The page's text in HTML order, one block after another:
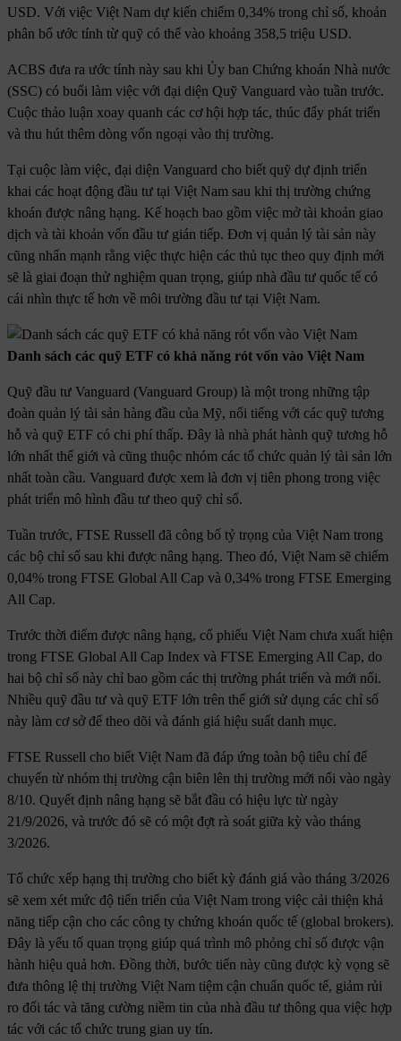
USD. Với việc Việt Nam dự kiến chiếm 0,34% trong chỉ số, khoản
phân bổ ước tính từ quỹ có thể vào khoảng 358,5 triệu USD.
ACBS đưa ra ước tính này sau khi Ủy ban Chứng khoán Nhà nước
(SSC) có buổi làm việc với đại diện Quỹ Vanguard vào tuần trước.
Cuộc thảo luận xoay quanh các cơ hội hợp tác, thúc đẩy phát triển
và thu hút thêm dòng vốn ngoại vào thị trường.
Tại cuộc làm việc, đại diện Vanguard cho biết quỹ dự định triển
khai các hoạt động đầu tư tại Việt Nam sau khi thị trường chứng
khoán được nâng hạng. Kế hoạch bao gồm việc mở tài khoản giao
dịch và tài khoản vốn đầu tư gián tiếp. Đơn vị quản lý tài sản này
cũng nhấn mạnh rằng việc thực hiện các thủ tục theo quy định mới
sẽ là giai đoạn thử nghiệm quan trọng, giúp nhà đầu tư quốc tế có
cái nhìn thực tế hơn về môi trường đầu tư tại Việt Nam.
Danh sách các quỹ ETF có khả năng rót vốn vào Việt Nam
Quỹ đầu tư Vanguard (Vanguard Group) là một trong những tập
đoàn quản lý tài sản hàng đầu của Mỹ, nổi tiếng với các quỹ tương
hỗ và quỹ ETF có chi phí thấp. Đây là nhà phát hành quỹ tương hỗ
lớn nhất thế giới và cũng thuộc nhóm các tổ chức quản lý tài sản lớn
nhất toàn cầu. Vanguard được xem là đơn vị tiên phong trong việc
phát triển mô hình đầu tư theo quỹ chỉ số.
Tuần trước, FTSE Russell đã công bố tỷ trọng của Việt Nam trong
các bộ chỉ số sau khi được nâng hạng. Theo đó, Việt Nam sẽ chiếm
0,04% trong FTSE Global All Cap và 0,34% trong FTSE Emerging
All Cap.
Trước thời điểm được nâng hạng, cổ phiếu Việt Nam chưa xuất hiện
trong FTSE Global All Cap Index và FTSE Emerging All Cap, do
hai bộ chỉ số này chỉ bao gồm các thị trường phát triển và mới nổi.
Nhiều quỹ đầu tư và quỹ ETF lớn trên thế giới sử dụng các chỉ số
này làm cơ sở để theo dõi và đánh giá hiệu suất danh mục.
FTSE Russell cho biết Việt Nam đã đáp ứng toàn bộ tiêu chí để
chuyển từ nhóm thị trường cận biên lên thị trường mới nổi vào ngày
8/10. Quyết định nâng hạng sẽ bắt đầu có hiệu lực từ ngày
21/9/2026, và trước đó sẽ có một đợt rà soát giữa kỳ vào tháng
3/2026.
Tổ chức xếp hạng thị trường cho biết kỳ đánh giá vào tháng 3/2026
sẽ xem xét mức độ tiến triển của Việt Nam trong việc cải thiện khả
năng tiếp cận cho các công ty chứng khoán quốc tế (global brokers).
Đây là yếu tố quan trọng giúp quá trình mô phỏng chỉ số được vận
hành hiệu quả hơn. Đồng thời, bước tiến này cũng được kỳ vọng sẽ
đưa thông lệ thị trường Việt Nam tiệm cận chuẩn quốc tế, giảm rủi
ro đối tác và tăng cường niềm tin của nhà đầu tư thông qua việc hợp
tác với các tổ chức trung gian uy tín.